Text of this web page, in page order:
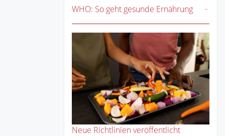
WHO: So geht gesunde Ernährung
Neue Richtlinien veröffentlicht